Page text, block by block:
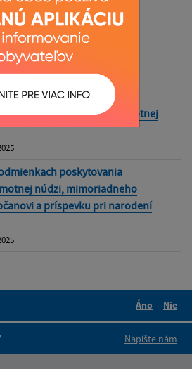
Eur,
80,00 Eur,
do 120,00 Eur,
do 160,00 Eur.
jednorazovej dávky v hmotnej
poskytovania
núdzi, mimoriadneho
a príspevku pri narodení
Áno
Nie
Napíšte nám